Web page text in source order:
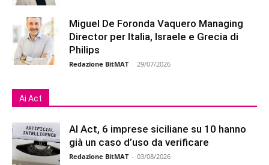
Miguel De Foronda Vaquero Managing
Director per Italia, Israele e Grecia di
Philips
Redazione BitMAT - 29/07/2026
Ai Act
AI Act, 6 imprese siciliane su 10 hanno
già un caso d’uso da verificare
Redazione BitMAT - 03/08/2026